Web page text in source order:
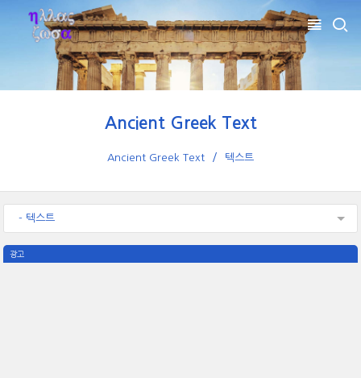
Ancient Greek Text
Ancient Greek Text 텍스트
- 텍스트
광고